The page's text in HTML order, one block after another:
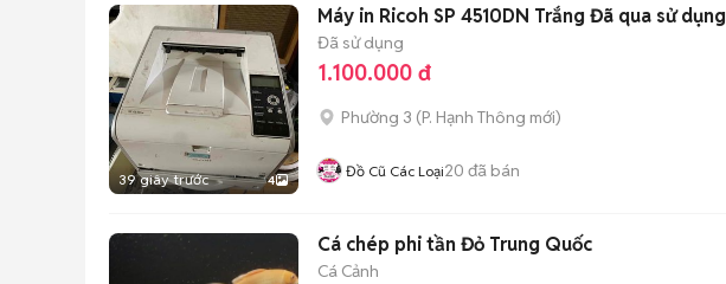
39 giây trước 4
Máy in Ricoh SP 4510DN Trắng Đã qua sử dụng
Đã sử dụng
1.100.000 đ
Phường 3 (P. Hạnh Thông mới)
Đồ Cũ Các Loại20 đã bán
Cá chép phi tần Đỏ Trung Quốc
Cá Cảnh